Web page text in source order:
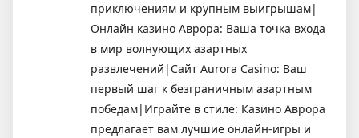
приключениям и крупным выигрышам|
Онлайн казино Аврора: Ваша точка входа
в мир волнующих азартных
развлечений|Сайт Aurora Casino: Ваш
первый шаг к безграничным азартным
победам|Играйте в стиле: Казино Аврора
предлагает вам лучшие онлайн-игры и